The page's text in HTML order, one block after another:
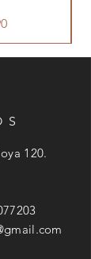
oferta
120.